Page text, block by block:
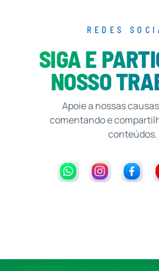
REDES
SIGA E
NOSSO
Apoie a nossas
comentando e
conteúdos.